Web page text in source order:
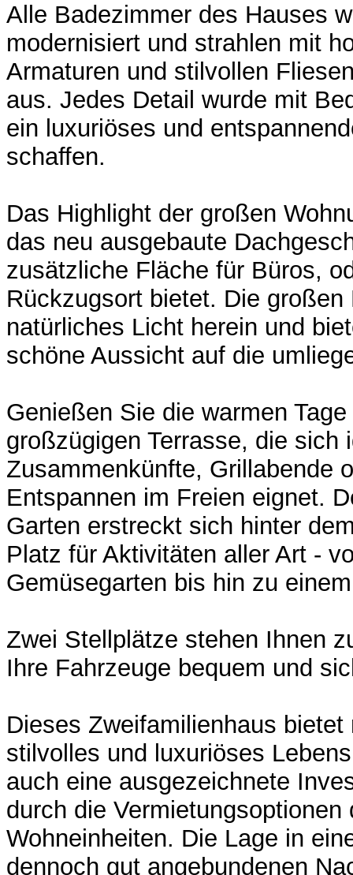
Alle Badezimmer des Hauses
modernisiert und strahlen mit
Armaturen und stilvollen
aus. Jedes Detail wurde mit
ein luxuriöses und
schaffen.
Das Highlight der großen
das neu ausgebaute
zusätzliche Fläche für Büros,
Rückzugsort bietet. Die großen
natürliches Licht herein und
schöne Aussicht auf die
Genießen Sie die warmen
großzügigen Terrasse, die sich
Zusammenkünfte, Grillabende
Entspannen im Freien eignet.
Garten erstreckt sich hinter
Platz für Aktivitäten aller Art -
Gemüsegarten bis hin zu
Zwei Stellplätze stehen Ihnen
Ihre Fahrzeuge bequem und
Dieses Zweifamilienhaus bietet
stilvolles und luxuriöses
auch eine ausgezeichnete
durch die Vermietungsoptionen
Wohneinheiten. Die Lage in
dennoch gut angebundenen